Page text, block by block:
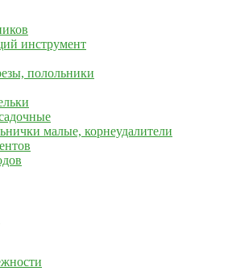
инструмент
полольники
малые, корнеудалители